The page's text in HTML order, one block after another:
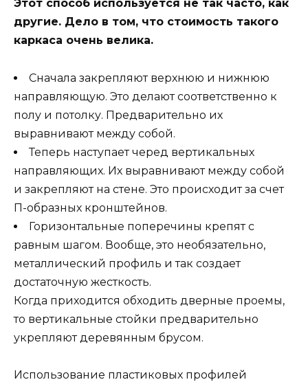
Этот способ используется не так часто, как
другие. Дело в том, что стоимость такого
каркаса очень велика.
Сначала закрепляют верхнюю и нижнюю
направляющую. Это делают соответственно к
полу и потолку. Предварительно их
выравнивают между собой.
Теперь наступает черед вертикальных
направляющих. Их выравнивают между собой
и закрепляют на стене. Это происходит за счет
П-образных кронштейнов.
Горизонтальные поперечины крепят с
равным шагом. Вообще, это необязательно,
металлический профиль и так создает
достаточную жесткость.
Когда приходится обходить дверные проемы,
то вертикальные стойки предварительно
укрепляют деревянным брусом.
Использование пластиковых профилей